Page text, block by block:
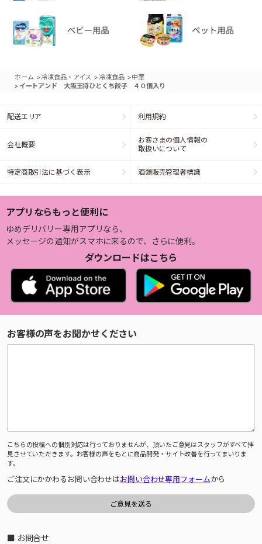
ホーム >冷凍食品・アイス > 冷凍食品 >中華
> イートアンド 大阪王将ひとくち餃子 ４０個入り
配送エリア 利用規約
会社概要
お客さまの個人情報の
取扱いについて
特定商取引法に基づく表示 酒類販売管理者標識
アプリならもっと便利に
ゆめデリバリー専用アプリなら、
メッセージの通知がスマホに来るので、さらに便利。
ダウンロードはこちら
お客様の声をお聞かせください
こちらの投稿への個別対応は行っておりませんが、頂いたご意見はスタッフがすべて拝
見させていただきます。お客様の声をもとに商品開発・サイト改善を行ってまいりま
す。
ご注文にかかわるお問い合わせはお問い合わせ専用フォームから
■ お問合せ